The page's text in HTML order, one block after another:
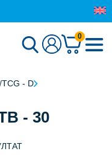
0
TCG - D
- 30